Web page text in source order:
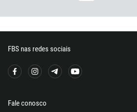
FBS nas redes sociais
Fale conosco
241
220